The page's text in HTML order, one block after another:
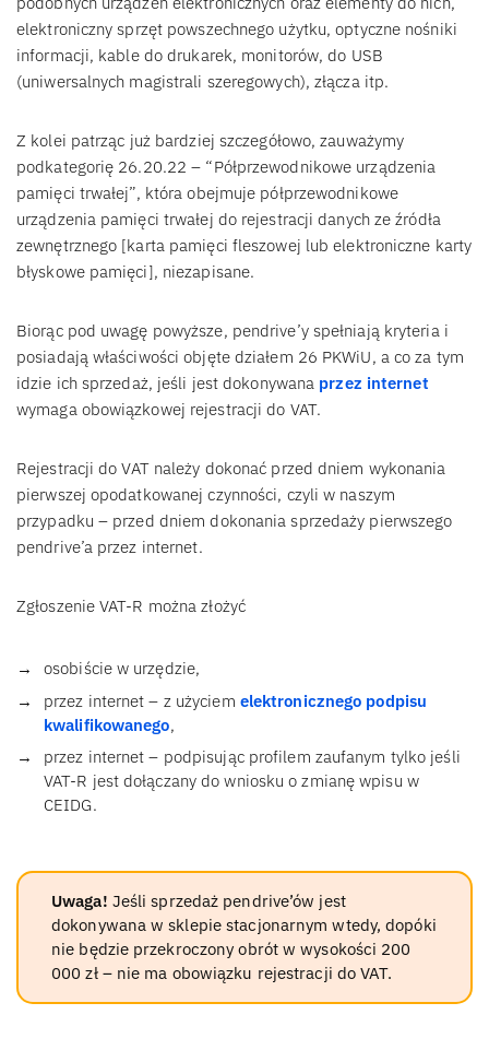
elektroniczny sprzęt powszechnego użytku, optyczne nośniki
informacji, kable do drukarek, monitorów, do USB
(uniwersalnych magistrali szeregowych), złącza itp.
Z kolei patrząc już bardziej szczegółowo, zauważymy
podkategorię 26.20.22 – “Półprzewodnikowe urządzenia
pamięci trwałej”, która obejmuje półprzewodnikowe
urządzenia pamięci trwałej do rejestracji danych ze źródła
zewnętrznego [karta pamięci fleszowej lub elektroniczne karty
błyskowe pamięci], niezapisane.
Biorąc pod uwagę powyższe, pendrive’y spełniają kryteria i
posiadają właściwości objęte działem 26 PKWiU, a co za tym
idzie ich sprzedaż, jeśli jest dokonywana przez internet
wymaga obowiązkowej rejestracji do VAT.
Rejestracji do VAT należy dokonać przed dniem wykonania
pierwszej opodatkowanej czynności, czyli w naszym
przypadku – przed dniem dokonania sprzedaży pierwszego
pendrive’a przez internet.
Zgłoszenie VAT-R można złożyć
osobiście w urzędzie,
przez internet – z użyciem elektronicznego podpisu
kwalifikowanego,
przez internet – podpisując profilem zaufanym tylko jeśli
VAT-R jest dołączany do wniosku o zmianę wpisu w
CEIDG.
Uwaga! Jeśli sprzedaż pendrive’ów jest
dokonywana w sklepie stacjonarnym wtedy, dopóki
nie będzie przekroczony obrót w wysokości 200
000 zł – nie ma obowiązku rejestracji do VAT.